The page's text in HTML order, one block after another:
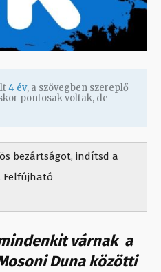
4 év, a szövegben szereplő
pontosak voltak, de
bezártságot, indítsd a
Felfújható
várnak a
Duna közötti